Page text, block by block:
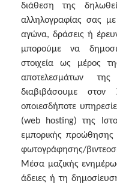
διάθεση της
αλληλογραφίας σας
αγώνα, δράσεις ή
μπορούμε να
στοιχεία ως μέρος
αποτελεσμάτων
διαβιβάσουμε
οποιεσδήποτε
(web hosting) της
εμπορικής
φωτογράφησης/
Μέσα μαζικής
άδειες ή τη